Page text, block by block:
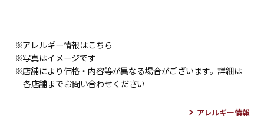
※アレルギー情報はこちら
※写真はイメージです
※店舗により価格・内容等が異なる場合がございます。詳細は
各店舗までお問い合わせください
アレルギー情報